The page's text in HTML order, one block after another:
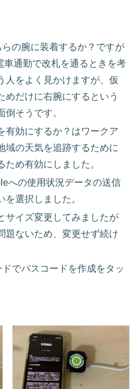
の腕に装着するか？ですが
車通勤で改札を通るときを考
人をよく見かけますが、仮
めだけに右腕にするという
倒そうです。
有効にするか？はワークア
域の天気を追跡するために
ため有効にしました。
への使用状況データの送信
を選択しました。
サイズ変更してみましたが
題ないため、変更せず続け
でパスコードを作成をタッ